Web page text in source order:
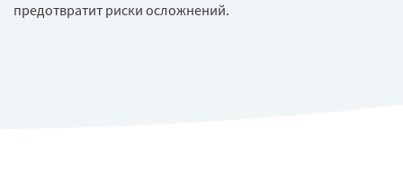
предотвратит риски осложнений.